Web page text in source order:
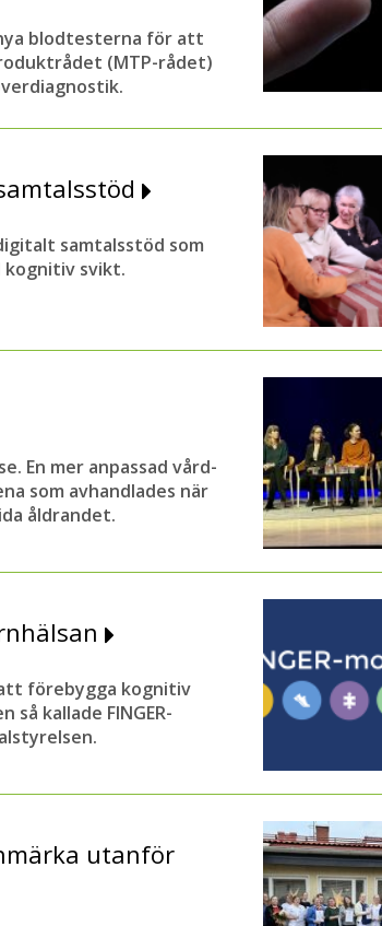
blodtesterna för att
(MTP-rådet)
samtalsstöd som
kognitiv svikt.
En mer anpassad vård-
som avhandlades när
åldrandet.
förebygga kognitiv
kallade FINGER-
utanför